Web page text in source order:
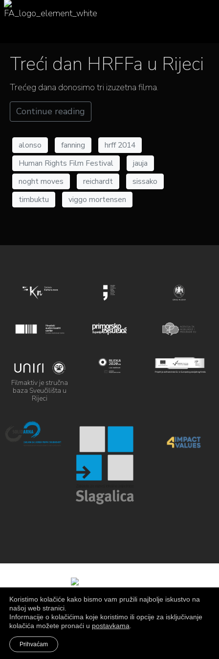
Treći dan HRFFa u Rijeci
Trećeg dana donosimo tri izuzetna filma.
Continue reading
alonso fanning
hrff 2014
Human Rights Film Festival
jauja
noght moves
reichardt
sissako
timbuktu
viggo mortensen
Filmaktiv je stručna
baza Sveučilišta u
Rijeci
© 2025. Udruga Filmaktiv, Postavke kolačića
Koristimo kolačiće kako bismo vam pružili najbolje iskustvo na
našoj web stranici.
Informacije o kolačićima koje koristimo ili opcije za isključivanje
kolačića možete pronaći u postavkama
Prihvaćam